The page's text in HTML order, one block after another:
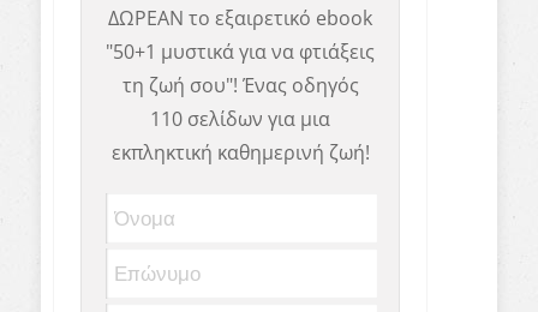
ΔΩΡΕΑΝ το εξαιρετικό ebook
"50+1 μυστικά για να φτιάξεις
τη ζωή σου"! Ένας οδηγός
110 σελίδων για μια
εκπληκτική καθημερινή ζωή!